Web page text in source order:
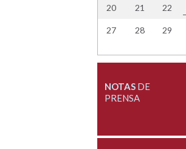
20 21 22
27 28 29
NOTASDE
PRENSA